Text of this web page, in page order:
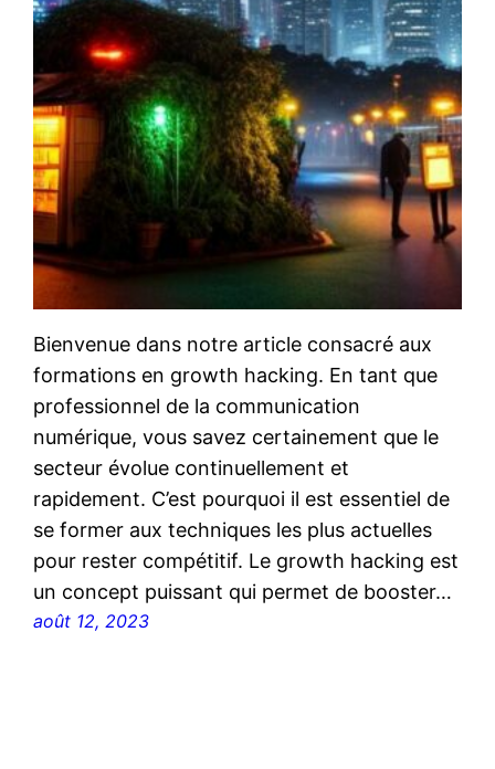
Bienvenue dans notre article consacré aux
formations en growth hacking. En tant que
professionnel de la communication
numérique, vous savez certainement que le
secteur évolue continuellement et
rapidement. C’est pourquoi il est essentiel de
se former aux techniques les plus actuelles
pour rester compétitif. Le growth hacking est
un concept puissant qui permet de booster…
août 12, 2023